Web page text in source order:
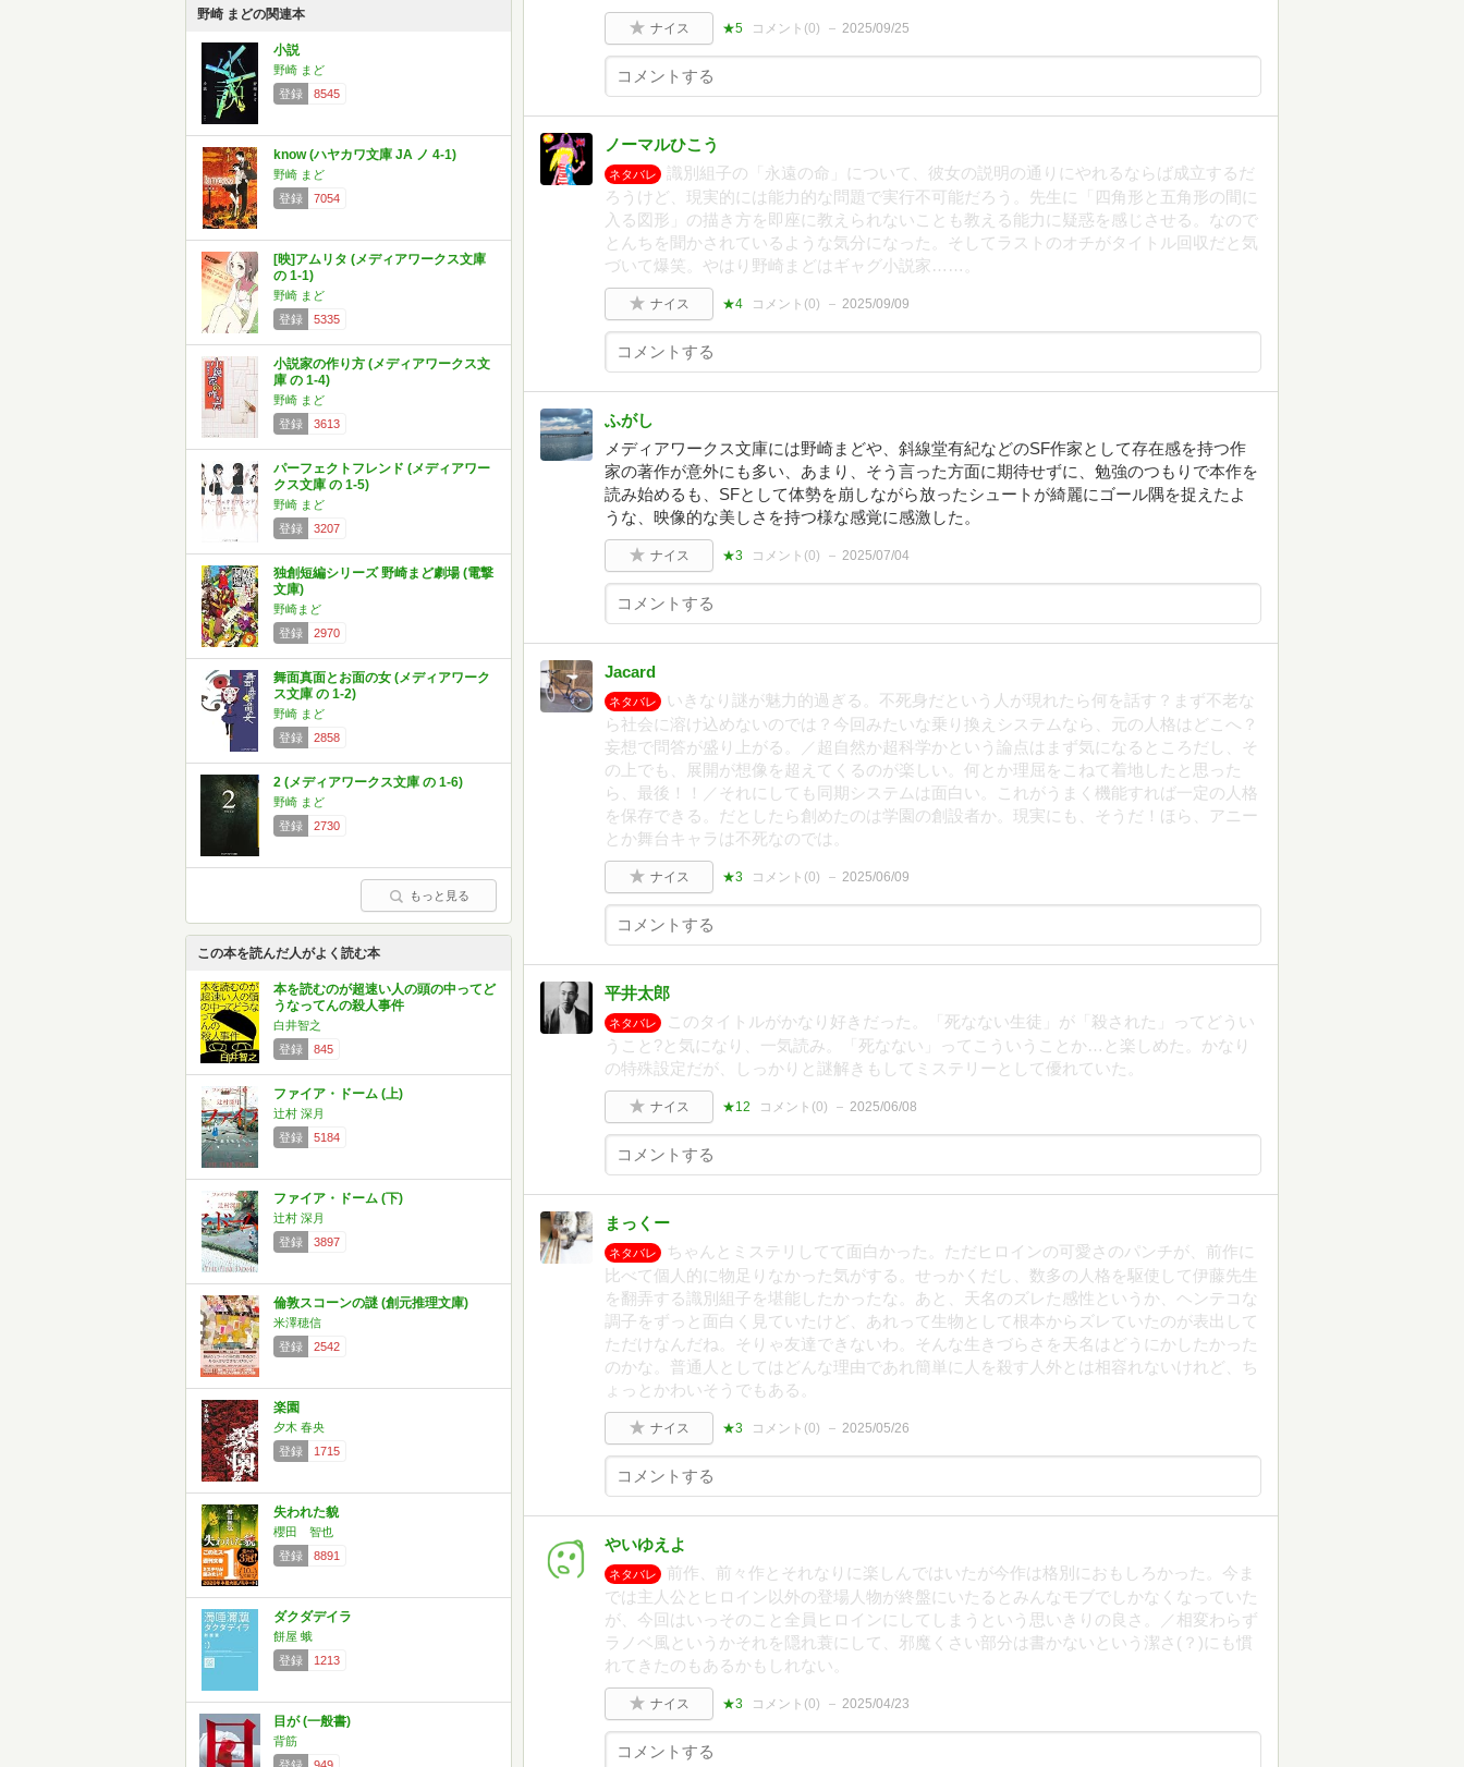
野崎 まどの関連本
小説
野崎 まど
登録
8545
know (ハヤカワ文庫 JA ノ 4-1)
野崎 まど
登録
7054
[映]アムリタ (メディアワークス文庫
の 1-1)
野崎 まど
登録
5335
小説家の作り方 (メディアワークス文
庫 の 1-4)
野崎 まど
登録
3613
パーフェクトフレンド (メディアワー
クス文庫 の 1-5)
野崎 まど
登録
3207
独創短編シリーズ 野崎まど劇場 (電撃
文庫)
野崎まど
登録
2970
舞面真面とお面の女 (メディアワーク
ス文庫 の 1-2)
野崎 まど
登録
2858
2 (メディアワークス文庫 の 1-6)
野崎 まど
登録
2730
もっと見る
この本を読んだ人がよく読む本
本を読むのが超速い人の頭の中ってど
うなってんの殺人事件
白井智之
登録
845
ファイア・ドーム (上)
辻村 深月
登録
5184
ファイア・ドーム (下)
辻村 深月
登録
3897
倫敦スコーンの謎 (創元推理文庫)
米澤穂信
登録
2542
楽園
夕木 春央
登録
1715
失われた貌
櫻田 智也
登録
8891
ダクダデイラ
餅屋 蛾
登録
1213
目が (一般書)
背筋
ナイス ★5 コメント(0) 2025/09/25
ノーマルひこう
ネタバレ
識別組子の「永遠の命」について、彼女の説明の通りにやれるならば成立するだ
ろうけど、現実的には能力的な問題で実行不可能だろう。先生に「四角形と五角形の間に
入る図形」の描き方を即座に教えられないことも教える能力に疑惑を感じさせる。なので
とんちを聞かされているような気分になった。そしてラストのオチがタイトル回収だと気
づいて爆笑。やはり野崎まどはギャグ小説家……。
ナイス ★4 コメント(0) 2025/09/09
ふがし
メディアワークス文庫には野崎まどや、斜線堂有紀などのSF作家として存在感を持つ作
家の著作が意外にも多い、あまり、そう言った方面に期待せずに、勉強のつもりで本作を
読み始めるも、SFとして体勢を崩しながら放ったシュートが綺麗にゴール隅を捉えたよ
うな、映像的な美しさを持つ様な感覚に感激した。
ナイス ★3 コメント(0) 2025/07/04
Jacard
ネタバレ
いきなり謎が魅力的過ぎる。不死身だという人が現れたら何を話す？まず不老な
ら社会に溶け込めないのでは？今回みたいな乗り換えシステムなら、元の人格はどこへ？
妄想で問答が盛り上がる。／超自然か超科学かという論点はまず気になるところだし、そ
の上でも、展開が想像を超えてくるのが楽しい。何とか理屈をこねて着地したと思った
ら、最後！！／それにしても同期システムは面白い。これがうまく機能すれば一定の人格
を保存できる。だとしたら創めたのは学園の創設者か。現実にも、そうだ！ほら、アニー
とか舞台キャラは不死なのでは。
ナイス ★3 コメント(0) 2025/06/09
平井太郎
ネタバレ
このタイトルがかなり好きだった。「死なない生徒」が「殺された」ってどうい
うこと?と気になり、一気読み。「死なない」ってこういうことか…と楽しめた。かなり
の特殊設定だが、しっかりと謎解きもしてミステリーとして優れていた。
ナイス ★12 コメント(0) 2025/06/08
まっくー
ネタバレ
ちゃんとミステリしてて面白かった。ただヒロインの可愛さのパンチが、前作に
比べて個人的に物足りなかった気がする。せっかくだし、数多の人格を駆使して伊藤先生
を翻弄する識別組子を堪能したかったな。あと、天名のズレた感性というか、ヘンテコな
調子をずっと面白く見ていたけど、あれって生物として根本からズレていたのが表出して
ただけなんだね。そりゃ友達できないわ。そんな生きづらさを天名はどうにかしたかった
のかな。普通人としてはどんな理由であれ簡単に人を殺す人外とは相容れないけれど、ち
ょっとかわいそうでもある。
ナイス ★3 コメント(0) 2025/05/26
やいゆえよ
ネタバレ
前作、前々作とそれなりに楽しんではいたが今作は格別におもしろかった。今ま
では主人公とヒロイン以外の登場人物が終盤にいたるとみんなモブでしかなくなっていた
が、今回はいっそのこと全員ヒロインにしてしまうという思いきりの良さ。／相変わらず
ラノベ風というかそれを隠れ蓑にして、邪魔くさい部分は書かないという潔さ(？)にも慣
れてきたのもあるかもしれない。
ナイス ★3 コメント(0) 2025/04/23